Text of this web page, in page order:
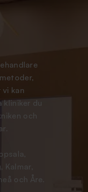
kan
kliniker du
och
Kalmar,
och Åre.